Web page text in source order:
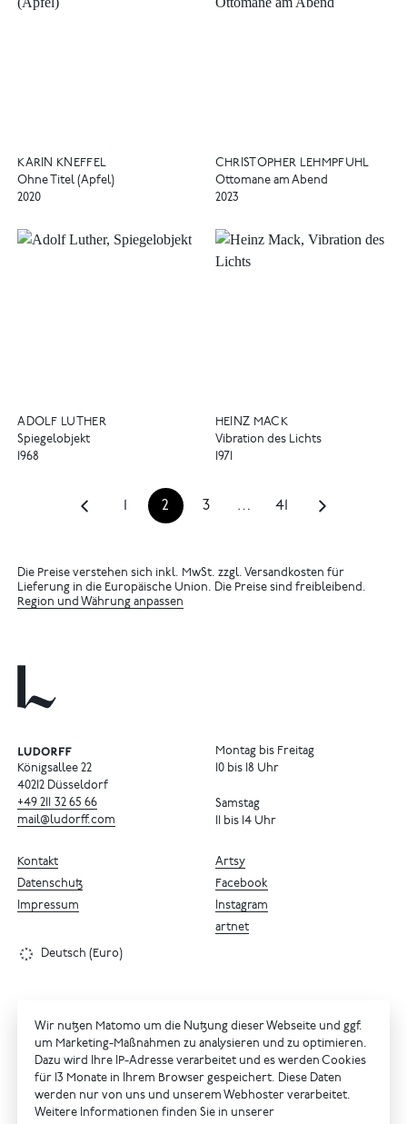
KARIN KNEFFEL
Ohne Titel (Apfel)
2020
CHRISTOPHER LEHMPFUHL
Ottomane am Abend
2023
ADOLF LUTHER
Spiegelobjekt
1968
HEINZ MACK
Vibration des Lichts
1971
1 2 3 … 41
Die Preise verstehen sich inkl. MwSt. zzgl. Versandkosten für
Lieferung in die Europäische Union. Die Preise sind freibleibend.
Region und Währung anpassen
Königsallee 22
40212 Düsseldorf
+49 211 32 65 66
mail@ludorff.com
Montag bis Freitag
10 bis 18 Uhr
Samstag
11 bis 14 Uhr
Artsy
Facebook
Instagram
artnet
Kontakt
Datenschutz
Impressum
Deutsch (Euro)
Wir nutzen Matomo um die Nutzung dieser Webseite und ggf.
um Marketing-Maßnahmen zu analysieren und zu optimieren.
Dazu wird Ihre IP-Adresse verarbeitet und es werden Cookies
für 13 Monate in Ihrem Browser gespeichert. Diese Daten
werden nur von uns und unserem Webhoster verarbeitet.
Weitere Informationen finden Sie in unserer